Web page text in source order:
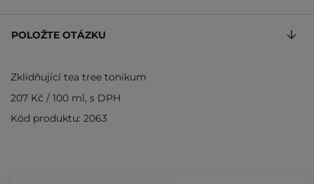
POLOŽTE OTÁZKU
Zklidňující tea tree tonikum
207 Kč / 100 ml, s DPH
Kód produktu: 2063